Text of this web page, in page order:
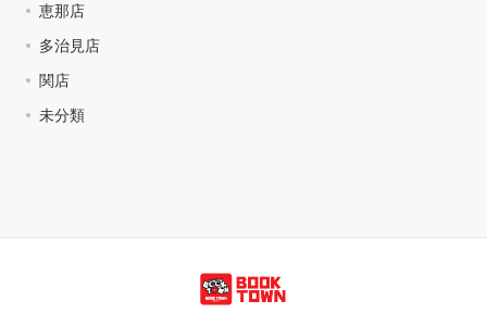
恵那店
多治見店
関店
未分類